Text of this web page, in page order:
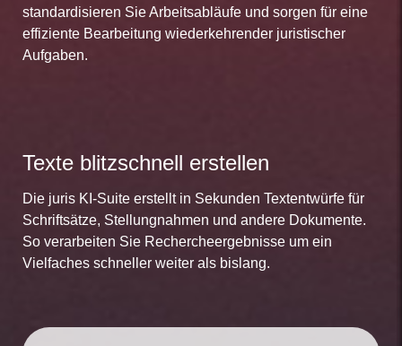
standardisieren Sie Arbeitsabläufe und sorgen für eine
effiziente Bearbeitung wiederkehrender juristischer
Aufgaben.
Texte blitzschnell erstellen
Die juris KI-Suite erstellt in Sekunden Textentwürfe für
Schriftsätze, Stellungnahmen und andere Dokumente.
So verarbeiten Sie Rechercheergebnisse um ein
Vielfaches schneller weiter als bislang.